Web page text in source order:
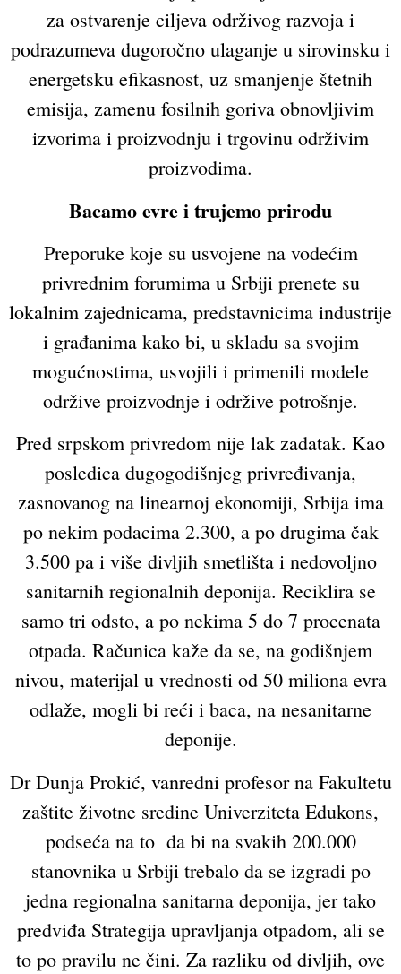
za ostvarenje ciljeva održivog razvoja i
podrazumeva dugoročno ulaganje u sirovinsku i
energetsku efikasnost, uz smanjenje štetnih
emisija, zamenu fosilnih goriva obnovljivim
izvorima i proizvodnju i trgovinu održivim
proizvodima.
Bacamo evre i trujemo prirodu
Preporuke koje su usvojene na vodećim
privrednim forumima u Srbiji prenete su
lokalnim zajednicama, predstavnicima industrije
i građanima kako bi, u skladu sa svojim
mogućnostima, usvojili i primenili modele
održive proizvodnje i održive potrošnje.
Pred srpskom privredom nije lak zadatak. Kao
posledica dugogodišnjeg privređivanja,
zasnovanog na linearnoj ekonomiji, Srbija ima
po nekim podacima 2.300, a po drugima čak
3.500 pa i više divljih smetlišta i nedovoljno
sanitarnih regionalnih deponija. Reciklira se
samo tri odsto, a po nekima 5 do 7 procenata
otpada. Računica kaže da se, na godišnjem
nivou, materijal u vrednosti od 50 miliona evra
odlaže, mogli bi reći i baca, na nesanitarne
deponije.
Dr Dunja Prokić, vanredni profesor na Fakultetu
zaštite životne sredine Univerziteta Edukons,
podseća na to da bi na svakih 200.000
stanovnika u Srbiji trebalo da se izgradi po
jedna regionalna sanitarna deponija, jer tako
predviđa Strategija upravljanja otpadom, ali se
to po pravilu ne čini. Za razliku od divljih, ove